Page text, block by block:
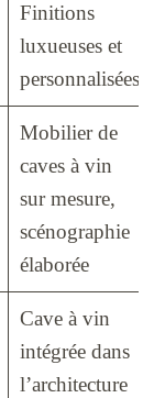
Finitions
luxueuses et
personnalisées
Mobilier de
caves à vin
sur mesure,
scénographie
élaborée
Cave à vin
intégrée dans
l’architecture